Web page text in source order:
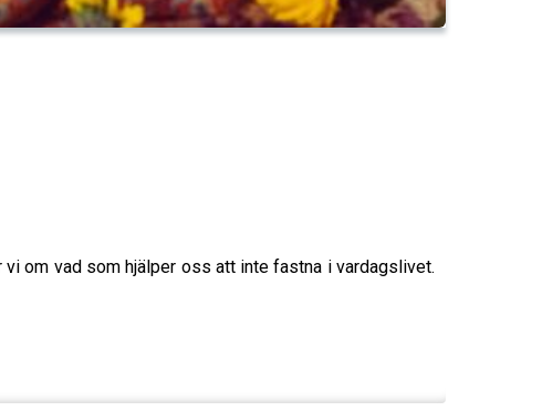
vi om vad som hjälper oss att inte fastna i vardagslivet.